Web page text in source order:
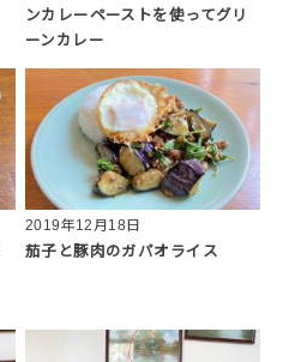
ンカレーペーストを使ってグリ
ーンカレー
2019年12月18日
茄子と豚肉のガパオライス